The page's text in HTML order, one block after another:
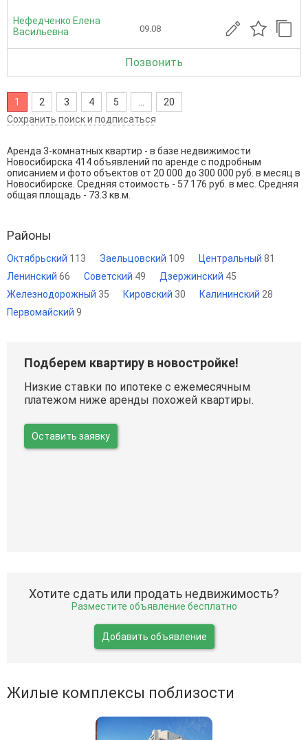
Нефедченко Елена
Васильевна
09.08
Позвонить
1 2 3 4 5
20
Сохранить поиск и подписаться
Аренда 3-комнатных квартир - в базе недвижимости
Новосибирска 414 объявлений по аренде с подробным
описанием и фото объектов от 20 000 до 300 000 руб. в месяц в
Новосибирске. Средняя стоимость - 57 176 руб. в мес. Средняя
общая площадь - 73.3 кв.м.
Районы
Октябрьский 113 Заельцовский 109 Центральный 81
Ленинский 66 Советский 49 Дзержинский 45
Железнодорожный 35 Кировский 30 Калининский 28
Первомайский 9
Подберем квартиру в новостройке!
Низкие ставки по ипотеке с ежемесячным
платежом ниже аренды похожей квартиры.
Оставить заявку
Хотите сдать или продать недвижимость?
Разместите объявление бесплатно
Добавить объявление
Жилые комплексы поблизости